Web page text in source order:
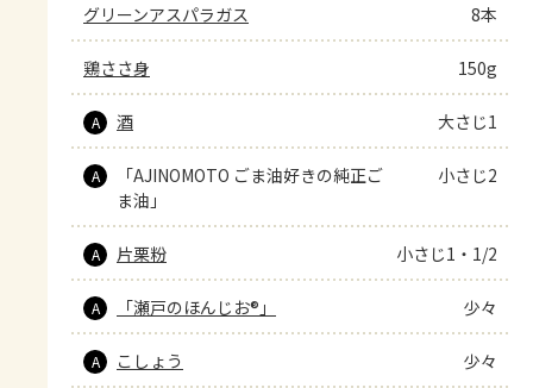
グリーンアスパラガス 8本
鶏ささ身 150g
A 酒 大さじ1
A
「AJINOMOTO ごま油好きの純正ご
ま油」
小さじ2
A 片栗粉 小さじ1・1/2
A 「瀬戸のほんじお®」 少々
A こしょう 少々